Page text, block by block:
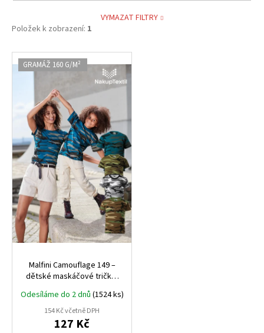
VYMAZAT FILTRY
Položek k zobrazení: 1
V
ý
p
r
o
d
u
k
t
ů
GRAMÁŽ 160 G/M²
Malfini Camouflage 149 –
dětské maskáčové tričko,
Single Jersey
Odesíláme do 2 dnů (1524 ks)
154 Kč včetně DPH
127 Kč